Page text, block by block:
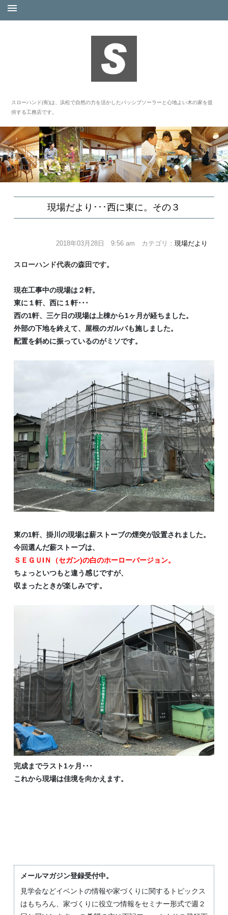
スローハンド(有)は、浜松で自然の力を活かしたパッシブソーラーと心地よい木の家を提
供する工務店です。
現場だより･･･西に東に。その３
2018年03月28日 9:56 am カテゴリ：現場だより
スローハンド代表の森田です。
現在工事中の現場は２軒。
東に１軒、西に１軒･･･
西の1軒、三ケ日の現場は上棟から1ヶ月が経ちました。
外部の下地を終えて、屋根のガルバも施しました。
配置を斜めに振っているのがミソです。
東の1軒、掛川の現場は薪ストーブの煙突が設置されました。
今回選んだ薪ストーブは、
ＳＥＧＵIＮ（セガン)の白のホーローバージョン。
ちょっといつもと違う感じですが、
収まったときが楽しみです。
完成までラスト1ヶ月･･･
これから現場は佳境を向かえます。
メールマガジン登録受付中。
見学会などイベントの情報や家づくりに関するトピックス
はもちろん、家づくりに役立つ情報をセミナー形式で週２